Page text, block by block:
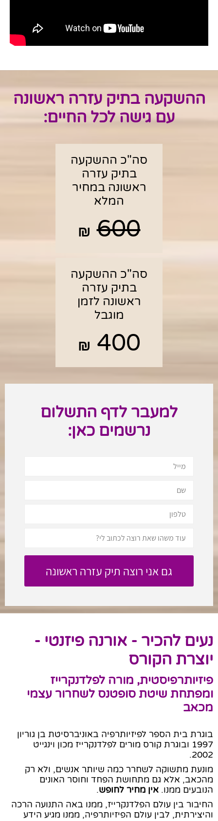
ההשקעה בתיק עזרה ראשונה
עם גישה לכל החיים:
סה"כ ההשקעה
בתיק עזרה
ראשונה במחיר
המלא
600
₪
סה"כ ההשקעה
בתיק עזרה
ראשונה לזמן
מוגבל
400
₪
למעבר לדף התשלום
נרשמים כאן:
נעים להכיר - אורנה פיזנטי -
יוצרת הקורס
פיזיותרפיסטית, מורה לפלדנקרייז
ומפתחת שיטת סופטנס לשחרור עצמי
מכאב
בוגרת בית הספר לפיזיותרפיה באוניברסיטת בן גוריון
1997 ובוגרת קורס מורים לפלדנקרייז מכון וינגייט
2002.
מונעת מתשוקה לשחרר כמה שיותר אנשים, ולא רק
מהכאב, אלא גם מתחושת הפחד וחוסר האונים
הנובעים ממנו. אין מחיר לחופש.
החיבור בין עולם הפלדנקרייז, ממנו באה התנועה הרכה
והיצירתית, לבין עולם הפיזיותרפיה, ממנו מגיע הידע